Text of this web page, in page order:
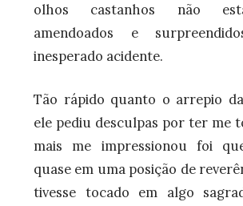
olhos castanhos não
amendoados e
inesperado acidente.
Tão rápido quanto o arrepio
ele pediu desculpas por ter me
mais me impressionou foi
quase em uma posição de
tivesse tocado em algo